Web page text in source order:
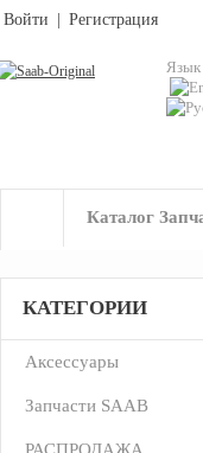
Войти Регистрация
Язык
Каталог
КАТЕГОРИИ
Аксессуары
Запчасти SAAB